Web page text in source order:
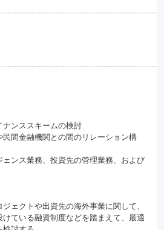
ナンススキームの検討
民間金融機関との間のリレーション構
ェンス業務、投資先の管理業務、および
ェクトや出資先の海外事業に関して、
ている融資制度などを踏まえて、最適